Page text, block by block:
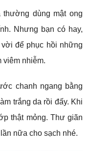
dùng mật ong
Nhưng bạn có hay,
để phục hồi những
viêm nhiễm.
chanh ngang bằng
trắng da rồi đấy. Khi
thật mỏng. Thư giãn
nữa cho sạch nhé.